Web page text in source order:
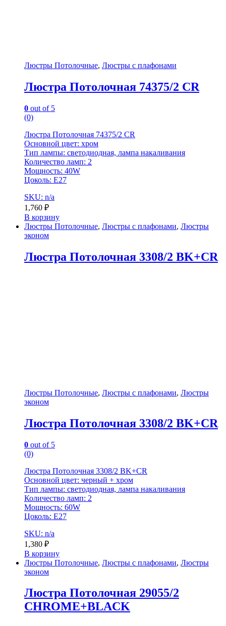
Люстры Потолочные, Люстры с плафонами
Люстра Потолочная 74375/2 CR
0 out of 5
(0)
Люстра Потолочная 74375/2 CR
Основной цвет: хром
Тип лампы: светодиодная, лампа накаливания
Количество ламп: 2
Мощность: 40W
Цоколь: E27
SKU: n/a
1,760 ₽
В корзину
Люстры Потолочные, Люстры с плафонами, Люстры
эконом
Люстра Потолочная 3308/2 BK+CR
Люстры Потолочные, Люстры с плафонами, Люстры
эконом
Люстра Потолочная 3308/2 BK+CR
0 out of 5
(0)
Люстра Потолочная 3308/2 BK+CR
Основной цвет: черный + хром
Тип лампы: светодиодная, лампа накаливания
Количество ламп: 2
Мощность: 60W
Цоколь: E27
SKU: n/a
1,380 ₽
В корзину
Люстры Потолочные, Люстры с плафонами, Люстры
эконом
Люстра Потолочная 29055/2
CHROME+BLACK